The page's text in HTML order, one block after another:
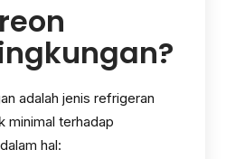
adalah jenis refrigeran
minimal terhadap
hal: